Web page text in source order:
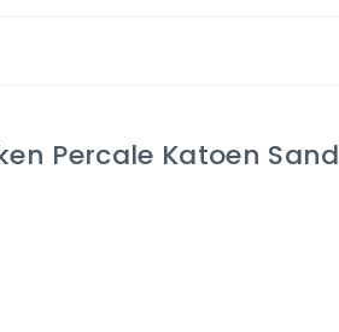
Percale Katoen Sand